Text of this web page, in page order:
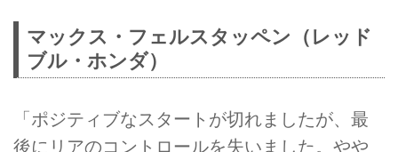
マックス・フェルスタッペン（レッド
ブル・ホンダ）
「ポジティブなスタートが切れましたが、最
後にリアのコントロールを失いました。やや